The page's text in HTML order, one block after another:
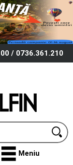
/ 0736.361.210
Meniu